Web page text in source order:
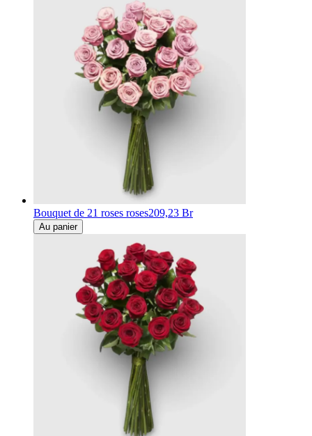
Bouquet de 21 roses roses209,23 Br
Au panier